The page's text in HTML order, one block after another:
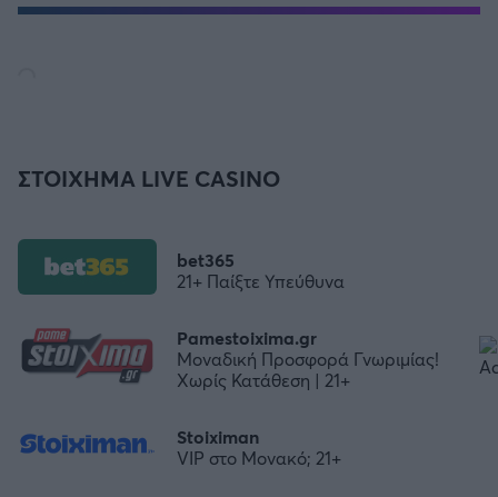
ΣΤΟΙΧΗΜΑ LIVE CASINO
Stoiximan
VIP στο Μονακό; 21+
Pamestoixima.gr
Μοναδική Προσφορά Γνωριμίας!
Χωρίς Κατάθεση | 21+
bet365
21+ Παίξτε Υπεύθυνα